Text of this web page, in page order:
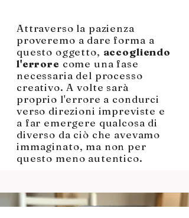
Attraverso la pazienza
proveremo a dare forma a
questo oggetto, accogliendo
l'errore come una fase
necessaria del processo
creativo. A volte sarà
proprio l'errore a condurci
verso direzioni impreviste e
a far emergere qualcosa di
diverso da ciò che avevamo
immaginato, ma non per
questo meno autentico.